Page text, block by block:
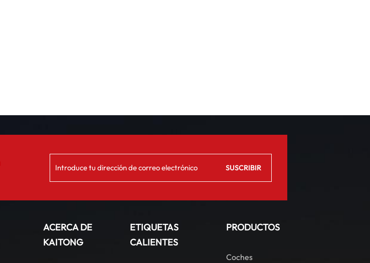
ACERCA DE
KAITONG
ETIQUETAS
CALIENTES
PRODUCTOS
Coches